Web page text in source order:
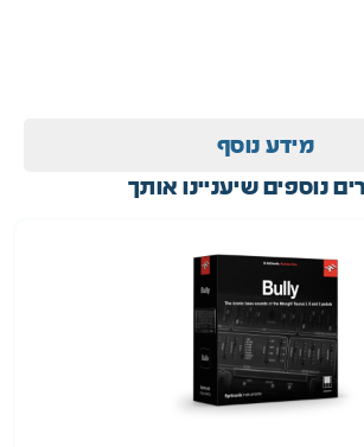
מידע נוסף
נוספים שיעניינו אותך